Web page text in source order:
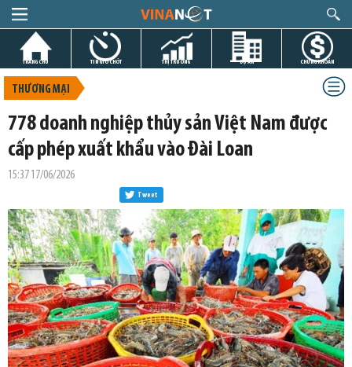
TRANG CHỦ TIN GIỜ CHÓT THỊ TRƯỜNG DỰ ÁN CHỨNG KHOÁN
THƯƠNG MẠI
778 doanh nghiệp thủy sản Việt Nam được
cấp phép xuất khẩu vào Đài Loan
15:37 17/06/2026
Tweet